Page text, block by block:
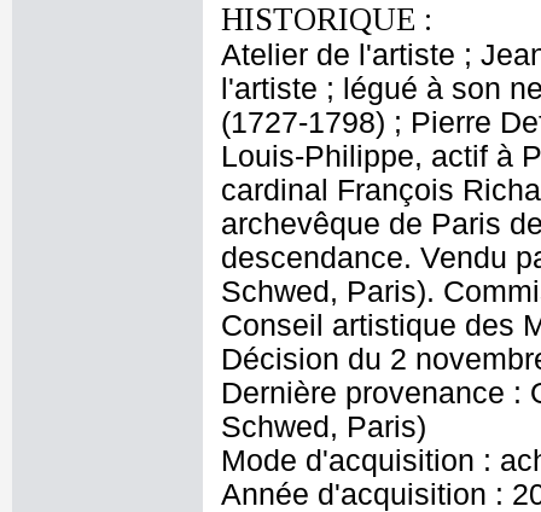
HISTORIQUE :
Atelier de l'artiste ;
l'artiste ; légué à son
(1727-1798) ; Pierre
Louis-Philippe, actif à
cardinal François
archevêque de Paris
descendance. Vendu
Schwed, Paris).
Conseil artistique des
Décision du 2
Dernière provenance :
Schwed, Paris)
Mode d'acquisition :
Année d'acquisition :